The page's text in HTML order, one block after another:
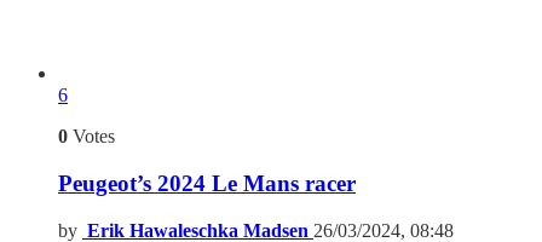
6
0 Votes
Peugeot’s 2024 Le Mans racer
by Erik Hawaleschka Madsen 26/03/2024, 08:48